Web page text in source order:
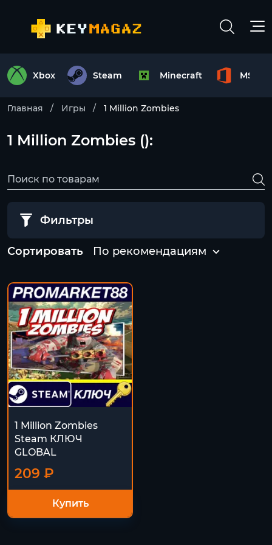
Xbox Steam Minecraft MS
Главная Игры 1 Million Zombies
1 Million Zombies ():
Фильтры
Сортировать По рекомендациям
1 Million Zombies
Steam КЛЮЧ
GLOBAL
209 ₽
Купить